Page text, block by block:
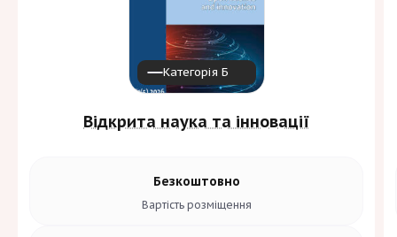
Категорія Б
Відкрита наука та інновації
Безкоштовно
Вартість розміщення